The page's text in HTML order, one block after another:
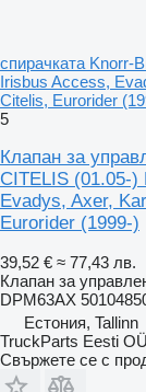
спирачката Knorr-
Irisbus Access,
Citelis, Eurorider
5
Клапан за
CITELIS (01.05-)
Evadys, Axer,
Eurorider (1999-)
39,52 € ≈ 77,43 лв.
Клапан за
DPM63AX
Естония, Tallinn
TruckParts Eesti OÜ
Свържете се с